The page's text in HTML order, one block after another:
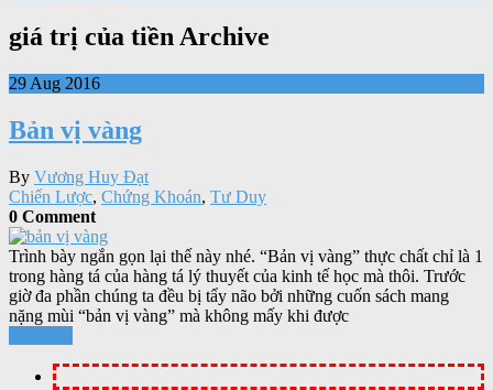
giá trị của tiền Archive
29 Aug 2016
Bản vị vàng
By Vương Huy Đạt
Chiến Lược, Chứng Khoán, Tư Duy
0 Comment
Trình bày ngắn gọn lại thế này nhé. “Bản vị vàng” thực chất chỉ là 1
trong hàng tá của hàng tá lý thuyết của kinh tế học mà thôi. Trước
giờ đa phần chúng ta đều bị tẩy não bởi những cuốn sách mang
nặng mùi “bản vị vàng” mà không mấy khi được